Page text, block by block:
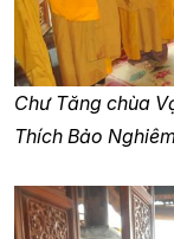
Chư Tăng chùa
Thích Bảo